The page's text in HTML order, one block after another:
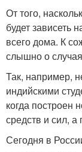
От того,
будет зависеть
всего дома. К
слышно о
Так, например,
индийскими
когда построен
средств и сил,
Сегодня в